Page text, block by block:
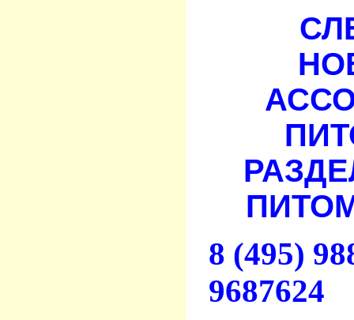
8 (495)
9687624